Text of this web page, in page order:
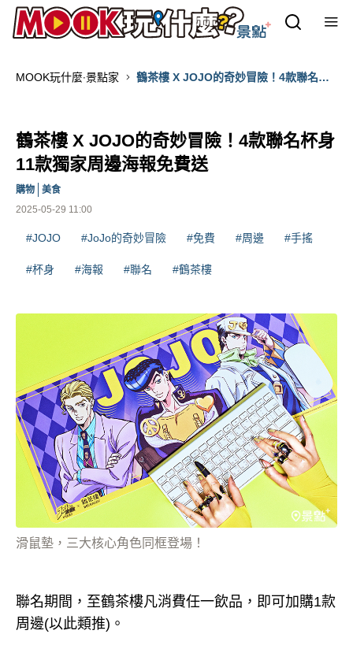
MOOK玩什麼‧景點家
鶴茶樓 X JOJO的奇妙冒險！4款聯名杯
鶴茶樓 X JOJO的奇妙冒險！4款聯名杯身
11款獨家周邊海報免費送
2025-05-29 11:00
購物 美食
#JOJO #JoJo的奇妙冒險 #免費 #周邊 #手搖
#杯身 #海報 #聯名 #鶴茶樓
滑鼠墊，三大核心角色同框登場！
聯名期間，至鶴茶樓凡消費任一飲品，即可加購1款
周邊(以此類推)。